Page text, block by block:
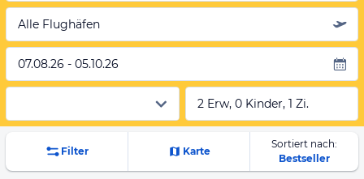
Alle Flughäfen
07.08.26 - 05.10.26
2 Erw, 0 Kinder, 1 Zi.
Filter Karte
Sortiert nach:
Bestseller